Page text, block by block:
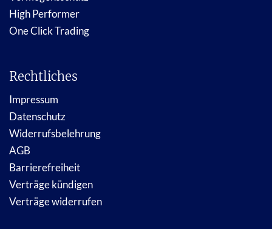
High Performer
One Click Trading
Rechtliches
Impressum
Datenschutz
Widerrufsbelehrung
AGB
Barrierefreiheit
Verträge kündigen
Verträge widerrufen